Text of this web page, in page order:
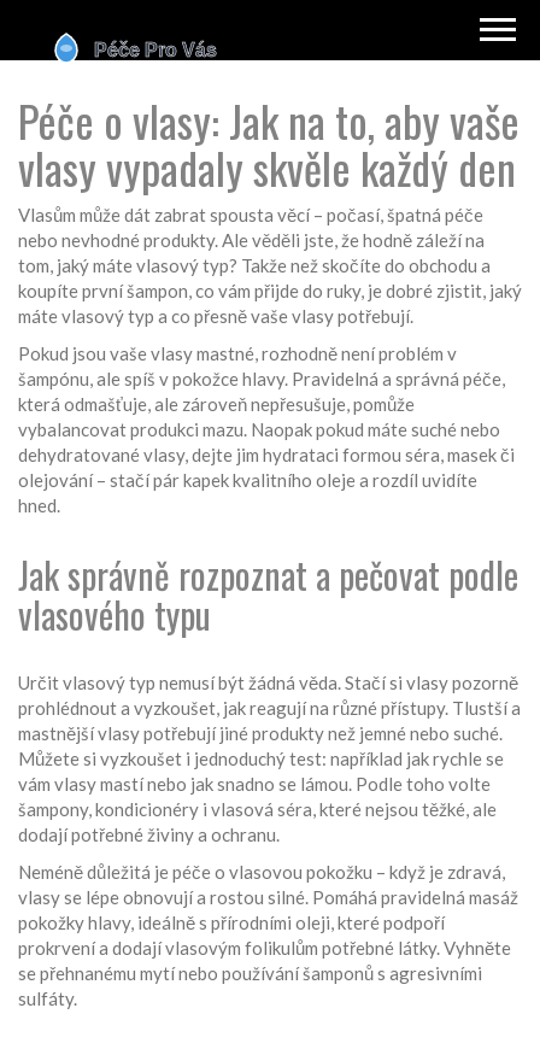
Péče o vlasy: Jak na to, aby vaše
vlasy vypadaly skvěle každý den
Vlasům může dát zabrat spousta věcí – počasí, špatná péče
nebo nevhodné produkty. Ale věděli jste, že hodně záleží na
tom, jaký máte vlasový typ? Takže než skočíte do obchodu a
koupíte první šampon, co vám přijde do ruky, je dobré zjistit, jaký
máte vlasový typ a co přesně vaše vlasy potřebují.
Pokud jsou vaše vlasy mastné, rozhodně není problém v
šampónu, ale spíš v pokožce hlavy. Pravidelná a správná péče,
která odmašťuje, ale zároveň nepřesušuje, pomůže
vybalancovat produkci mazu. Naopak pokud máte suché nebo
dehydratované vlasy, dejte jim hydrataci formou séra, masek či
olejování – stačí pár kapek kvalitního oleje a rozdíl uvidíte
hned.
Jak správně rozpoznat a pečovat podle
vlasového typu
Určit vlasový typ nemusí být žádná věda. Stačí si vlasy pozorně
prohlédnout a vyzkoušet, jak reagují na různé přístupy. Tlustší a
mastnější vlasy potřebují jiné produkty než jemné nebo suché.
Můžete si vyzkoušet i jednoduchý test: například jak rychle se
vám vlasy mastí nebo jak snadno se lámou. Podle toho volte
šampony, kondicionéry i vlasová séra, které nejsou těžké, ale
dodají potřebné živiny a ochranu.
Neméně důležitá je péče o vlasovou pokožku – když je zdravá,
vlasy se lépe obnovují a rostou silné. Pomáhá pravidelná masáž
pokožky hlavy, ideálně s přírodními oleji, které podpoří
prokrvení a dodají vlasovým folikulům potřebné látky. Vyhněte
se přehnanému mytí nebo používání šamponů s agresivními
sulfáty.